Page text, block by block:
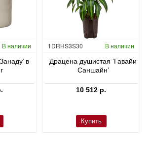
В наличии
в
Гидропоника
1DRHS3S30 В наличии
Драцена душистая ‘Гавайи
Саншайн’
10 512 р.
Купить